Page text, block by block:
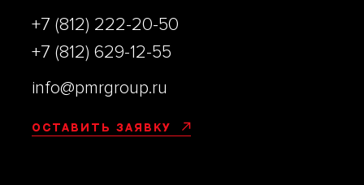
+7 (812) 222-20-50
+7 (812) 629-12-55
info@pmrgroup.ru
Оставить заявку